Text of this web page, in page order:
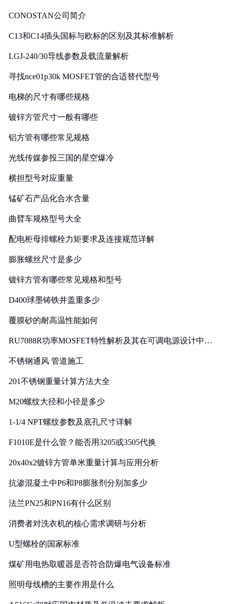
CONOSTAN公司简介
C13和C14插头国标与欧标的区别及其标准解析
LGJ-240/30导线参数及载流量解析
寻找nce01p30k MOSFET管的合适替代型号
电梯的尺寸有哪些规格
镀锌方管尺寸一般有哪些
铝方管有哪些常见规格
光线传媒参投三国的星空爆冷
横担型号对应重量
锰矿石产品化合水含量
曲臂车规格型号大全
配电柜母排螺栓力矩要求及连接规范详解
膨胀螺丝尺寸是多少
镀锌方管有哪些常见规格和型号
D400球墨铸铁井盖重多少
覆膜砂的耐高温性能如何
RU7088R功率MOSFET特性解析及其在可调电源设计中的
不锈钢通风 管道施工
201不锈钢重量计算方法大全
M20螺纹大径和小径是多少
1-1/4 NPT螺纹参数及底孔尺寸详解
F1010E是什么管？能否用3205或3505代换
20x40x2镀锌方管单米重量计算与应用分析
抗渗混凝土中P6和P8膨胀剂分别加多少
法兰PN25和PN16有什么区别
消费者对洗衣机的核心需求调研与分析
U型螺栓的国家标准
煤矿用电热取暖器是否符合防爆电气设备标准
照明母线槽的主要作用是什么